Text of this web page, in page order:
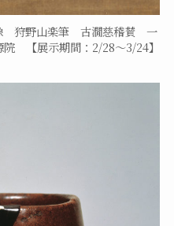
狩野山楽筆 古㵎慈稽賛 一
【展示期間：2/28～3/24】